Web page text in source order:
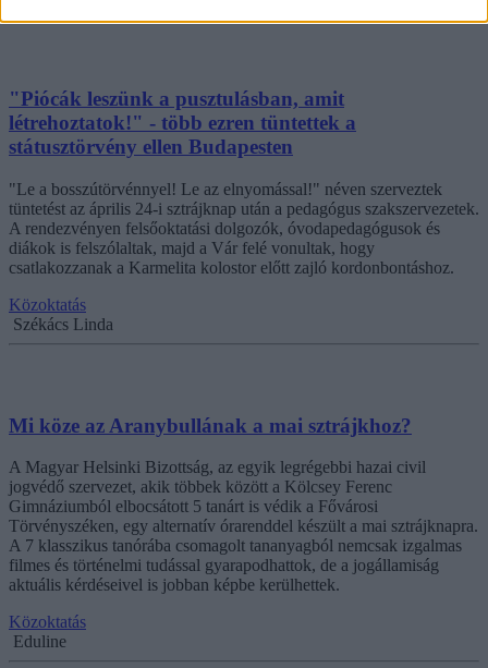
"Piócák leszünk a pusztulásban, amit
létrehoztatok!" - több ezren tüntettek a
státusztörvény ellen Budapesten
"Le a bosszútörvénnyel! Le az elnyomással!" néven szerveztek
tüntetést az április 24-i sztrájknap után a pedagógus szakszervezetek.
A rendezvényen felsőoktatási dolgozók, óvodapedagógusok és
diákok is felszólaltak, majd a Vár felé vonultak, hogy
csatlakozzanak a Karmelita kolostor előtt zajló kordonbontáshoz.
Közoktatás
Székács Linda
Mi köze az Aranybullának a mai sztrájkhoz?
A Magyar Helsinki Bizottság, az egyik legrégebbi hazai civil
jogvédő szervezet, akik többek között a Kölcsey Ferenc
Gimnáziumból elbocsátott 5 tanárt is védik a Fővárosi
Törvényszéken, egy alternatív órarenddel készült a mai sztrájknapra.
A 7 klasszikus tanórába csomagolt tananyagból nemcsak izgalmas
filmes és történelmi tudással gyarapodhattok, de a jogállamiság
aktuális kérdéseivel is jobban képbe kerülhettek.
Közoktatás
Eduline